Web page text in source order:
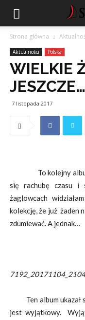
Strona główna
Aktualności Polska
WIELKIE
JESZCZE…
7 listopada 2017
To kolejny album
się rachubę czasu i
żaglowcach
kolekcję, że już żaden
zdumiewać. A jednak…
Ten album ukazał
jest wyjątkowy.